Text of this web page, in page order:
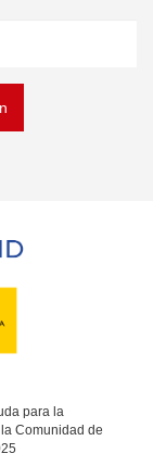
para la
Comunidad de